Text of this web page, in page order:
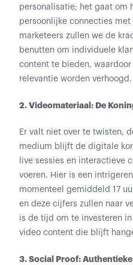
personalisatie; het gaat om
persoonlijke connecties met
marketeers zullen we de
benutten om individuele
content te bieden,
relevantie worden verhoogd.
2. Videomateriaal: De
Er valt niet over te twisten,
medium blijft de digitale
live sessies en interactieve
voeren. Hier is een
momenteel gemiddeld 17
en deze cijfers zullen naar
is de tijd om te investeren
video content die blijft
3. Social Proof: